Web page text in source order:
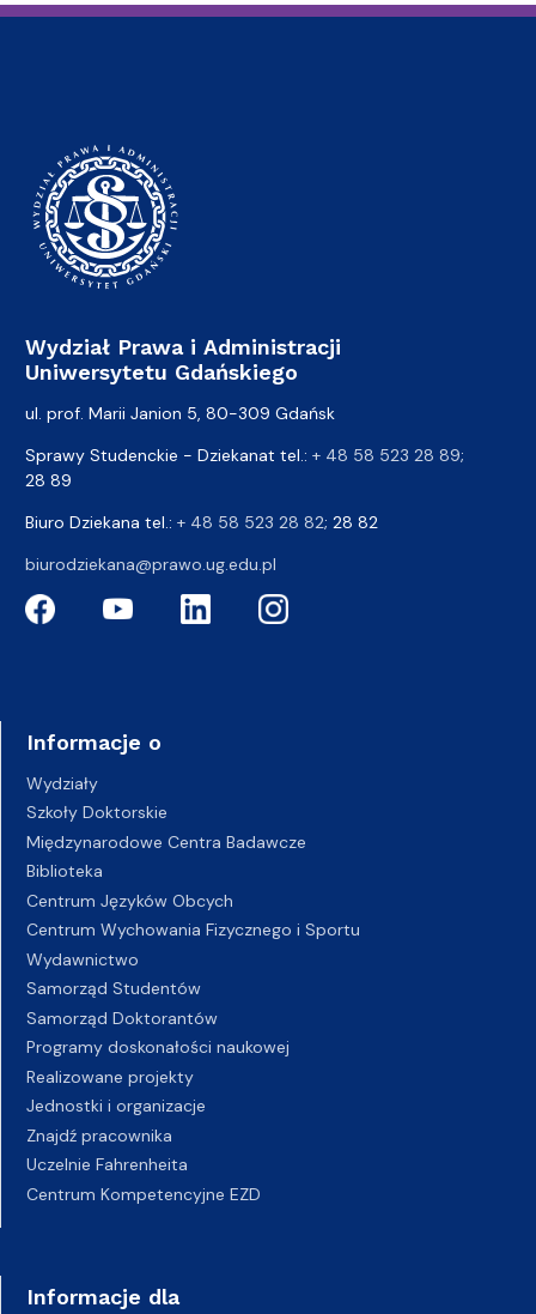
Wydział Prawa i Administracji
Uniwersytetu Gdańskiego
ul. prof. Marii Janion 5, 80-309 Gdańsk
Sprawy Studenckie - Dziekanat tel.: + 48 58 523 28 89;
28 89
Biuro Dziekana tel.: + 48 58 523 28 82; 28 82
biurodziekana@prawo.ug.edu.pl
Informacje o
Wydziały
Szkoły Doktorskie
Międzynarodowe Centra Badawcze
Biblioteka
Centrum Języków Obcych
Centrum Wychowania Fizycznego i Sportu
Wydawnictwo
Samorząd Studentów
Samorząd Doktorantów
Programy doskonałości naukowej
Realizowane projekty
Jednostki i organizacje
Znajdź pracownika
Uczelnie Fahrenheita
Centrum Kompetencyjne EZD
Informacje dla